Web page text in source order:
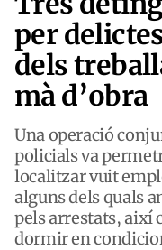
per
dels
mà d’obra
Una operació
policials va
localitzar vuit
alguns dels quals
pels arrestats, així
dormir en